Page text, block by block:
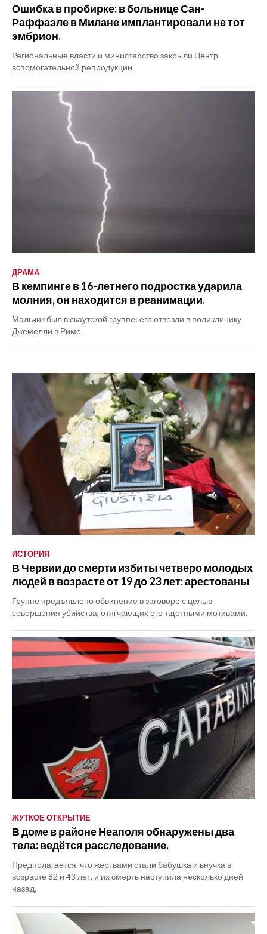
Ошибка в пробирке: в больнице Сан-
Раффаэле в Милане имплантировали не тот
эмбрион.
Региональные власти и министерство закрыли Центр
вспомогательной репродукции.
ДРАМА
В кемпинге в 16-летнего подростка ударила
молния, он находится в реанимации.
Мальчик был в скаутской группе: его отвезли в поликлинику
Джемелли в Риме.
ИСТОРИЯ
В Червии до смерти избиты четверо молодых
людей в возрасте от 19 до 23 лет: арестованы
Группе предъявлено обвинение в заговоре с целью
совершения убийства, отягчающих его тщетными мотивами.
ЖУТКОЕ ОТКРЫТИЕ
В доме в районе Неаполя обнаружены два
тела: ведётся расследование.
Предполагается, что жертвами стали бабушка и внучка в
возрасте 82 и 43 лет, и их смерть наступила несколько дней
назад.